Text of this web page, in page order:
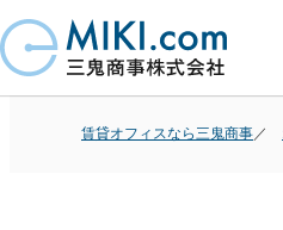
賃貸オフィスなら三鬼商事